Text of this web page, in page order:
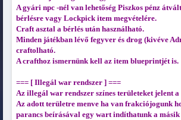
A gyári npc -nél van lehetőség Piszkos pénz
bérlésre vagy Lockpick item megvételére.
Craft asztal a bérlés után használható.
Minden játékban lévő fegyver és drog (kivéve
craftolható.
A crafthoz ismernünk kell az item blueprintjét is.
=== [ Illegál war rendszer ] ===
Az illegál war rendszer színes területeket jelent a
Az adott területre menve ha van frakciójogunk
parancs beírásával egy wart indíthatunk a